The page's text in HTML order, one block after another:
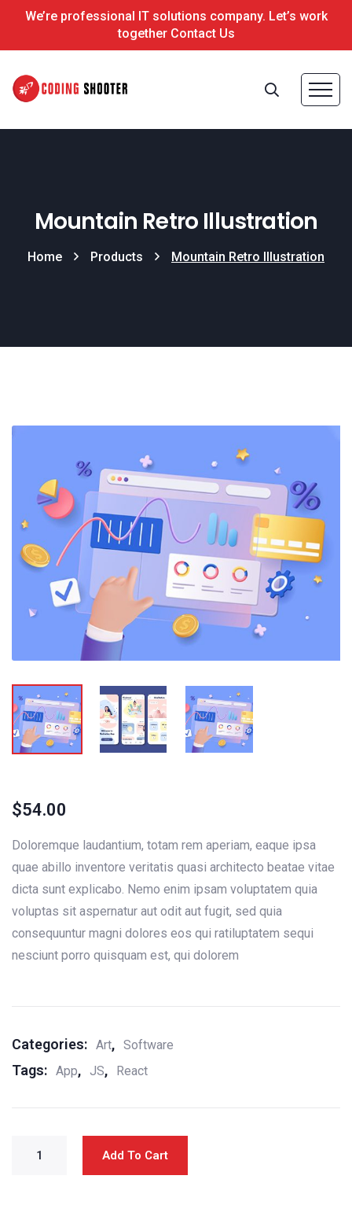
We’re professional IT solutions company. Let’s work
together Contact Us
Mountain Retro Illustration
Home Products Mountain Retro Illustration
$54.00
Doloremque laudantium, totam rem aperiam, eaque ipsa
quae abillo inventore veritatis quasi architecto beatae vitae
dicta sunt explicabo. Nemo enim ipsam voluptatem quia
voluptas sit aspernatur aut odit aut fugit, sed quia
consequuntur magni dolores eos qui ratiluptatem sequi
nesciunt porro quisquam est, qui dolorem
Categories: Art, Software
Tags: App, JS, React
Add To Cart